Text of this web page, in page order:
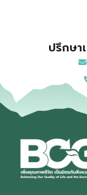
ปรึกษา